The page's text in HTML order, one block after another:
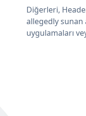
Diğerleri,
allegedly sunan
uygulamaları